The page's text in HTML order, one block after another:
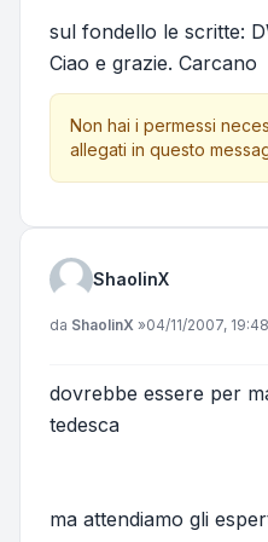
sul fondello le scritte:
Ciao e grazie. Carcano
Non hai i permessi
allegati in questo
ShaolinX
Messaggio
da ShaolinX »04/11/2007, 19:48
dovrebbe essere per
tedesca
ma attendiamo gli